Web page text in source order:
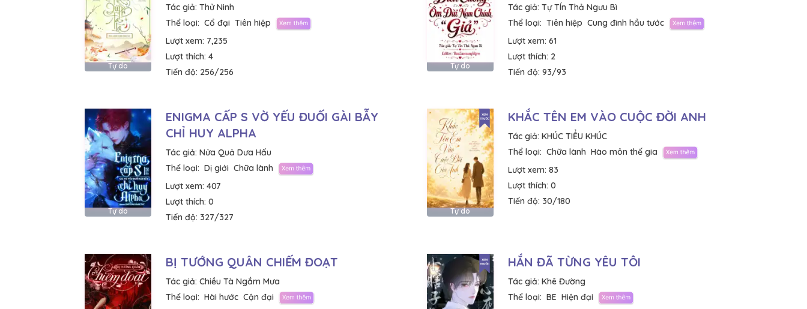
Tự do
Tác giả: Thử Ninh
Thể loại: Cổ đại Tiên hiệp
Lượt xem: 7,235
Lượt thích: 4
Tiến độ: 256/256
Tự do
Tác giả: Tự TÍn Thả Ngưu Bì
Thể loại: Tiên hiệp Cung đình hầu tước
Lượt xem: 61
Lượt thích: 2
Tiến độ: 93/93
Tự do
ENIGMA CẤP S VỜ YẾU ĐUỐI GÀI BẪY
CHỈ HUY ALPHA
Tác giả: Nửa Quả Dưa Hấu
Thể loại: Dị giới Chữa lành
Lượt xem: 407
Lượt thích: 0
Tiến độ: 327/327
Tự do
KHẮC TÊN EM VÀO CUỘC ĐỜI ANH
Tác giả: KHÚC TIỂU KHÚC
Thể loại: Chữa lành Hào môn thế gia
Lượt xem: 83
Lượt thích: 0
Tiến độ: 30/180
BỊ TƯỚNG QUÂN CHIẾM ĐOẠT
Tác giả: Chiều Tà Ngắm Mưa
Thể loại: Hài hước Cận đại
HẮN ĐÃ TỪNG YÊU TÔI
Tác giả: Khê Đường
Thể loại: BE Hiện đại